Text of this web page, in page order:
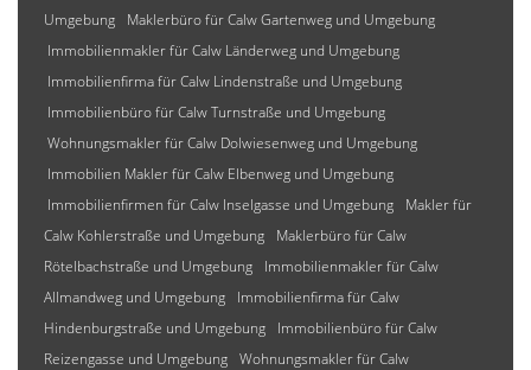
Umgebung
Maklerbüro für Calw Gartenweg und Umgebung
Immobilienmakler für Calw Länderweg und Umgebung
Immobilienfirma für Calw Lindenstraße und Umgebung
Immobilienbüro für Calw Turnstraße und Umgebung
Wohnungsmakler für Calw Dolwiesenweg und Umgebung
Immobilien Makler für Calw Elbenweg und Umgebung
Immobilienfirmen für Calw Inselgasse und Umgebung
Makler für
Calw Kohlerstraße und Umgebung
Maklerbüro für Calw
Rötelbachstraße und Umgebung
Immobilienmakler für Calw
Allmandweg und Umgebung
Immobilienfirma für Calw
Hindenburgstraße und Umgebung
Immobilienbüro für Calw
Reizengasse und Umgebung Wohnungsmakler für Calw